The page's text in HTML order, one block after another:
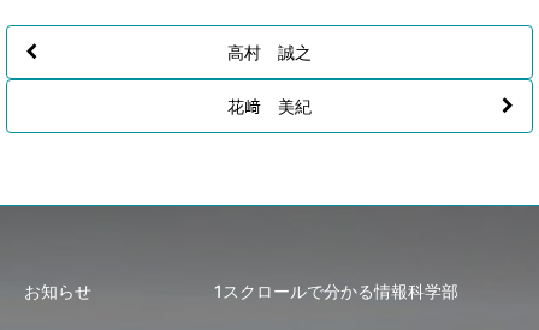
高村 誠之
花﨑 美紀
お知らせ 1スクロールで分かる情報科学部